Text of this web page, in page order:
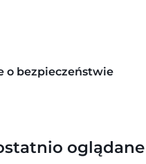
o bezpieczeństwie